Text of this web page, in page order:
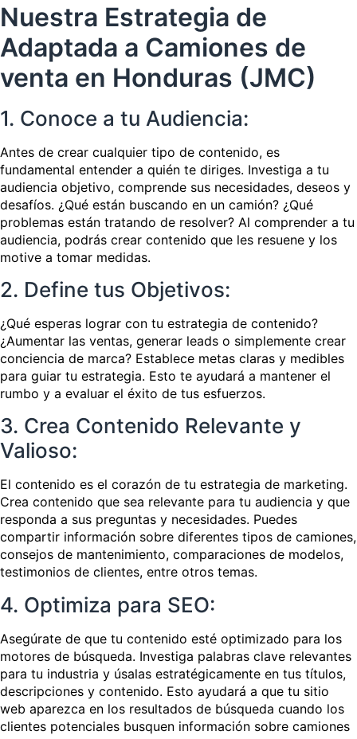
Nuestra Estrategia de
Adaptada a Camiones de
venta en Honduras (JMC)
1. Conoce a tu Audiencia:
Antes de crear cualquier tipo de contenido, es
fundamental entender a quién te diriges. Investiga a tu
audiencia objetivo, comprende sus necesidades, deseos y
desafíos. ¿Qué están buscando en un camión? ¿Qué
problemas están tratando de resolver? Al comprender a tu
audiencia, podrás crear contenido que les resuene y los
motive a tomar medidas.
2. Define tus Objetivos:
¿Qué esperas lograr con tu estrategia de contenido?
¿Aumentar las ventas, generar leads o simplemente crear
conciencia de marca? Establece metas claras y medibles
para guiar tu estrategia. Esto te ayudará a mantener el
rumbo y a evaluar el éxito de tus esfuerzos.
3. Crea Contenido Relevante y
Valioso:
El contenido es el corazón de tu estrategia de marketing.
Crea contenido que sea relevante para tu audiencia y que
responda a sus preguntas y necesidades. Puedes
compartir información sobre diferentes tipos de camiones,
consejos de mantenimiento, comparaciones de modelos,
testimonios de clientes, entre otros temas.
4. Optimiza para SEO:
Asegúrate de que tu contenido esté optimizado para los
motores de búsqueda. Investiga palabras clave relevantes
para tu industria y úsalas estratégicamente en tus títulos,
descripciones y contenido. Esto ayudará a que tu sitio
web aparezca en los resultados de búsqueda cuando los
clientes potenciales busquen información sobre camiones